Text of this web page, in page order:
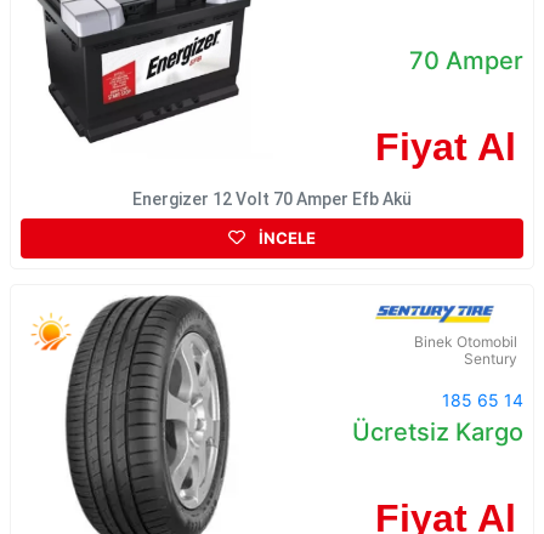
70 Amper
Fiyat Al
Energizer 12 Volt 70 Amper Efb Akü
İNCELE
Binek Otomobil
Sentury
185 65 14
Ücretsiz Kargo
Fiyat Al